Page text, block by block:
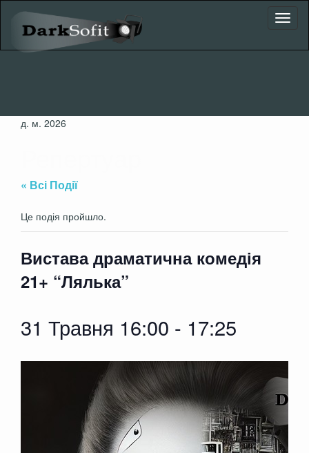
д. м. 2026
« Всі Події
Це подія пройшло.
Вистава драматична комедія
21+ “Лялька”
31 Травня 16:00 - 17:25